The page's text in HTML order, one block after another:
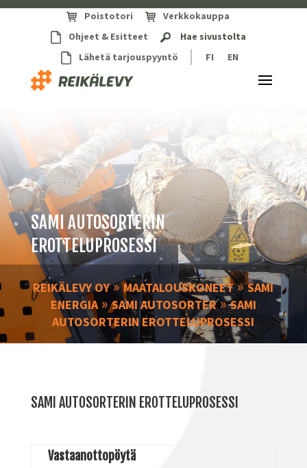
Poistotori
Verkkokauppa
Ohjeet & Esitteet
Hae sivustolta
Lähetä tarjouspyyntö
FI EN
SAMI AUTOSORTERIN
EROTTELUPROSESSI
REIKÄLEVY OY»MAATALOUSKONEET»SAMI
ENERGIA»SAMI AUTOSORTER»SAMI
AUTOSORTERIN EROTTELUPROSESSI
SAMI AUTOSORTERIN EROTTELUPROSESSI
Vastaanottopöytä